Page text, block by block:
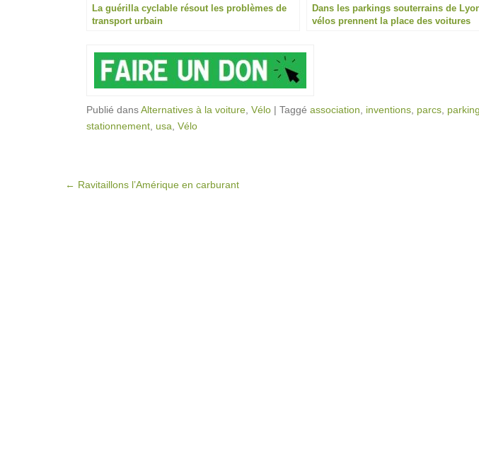
La guérilla cyclable résout les problèmes de
transport urbain
Dans les parkings souterrains de
vélos prennent la place des voitures
Publié dansAlternatives à la voiture Vélo | Taggé association inventions parcs
stationnement usa Vélo
Post navigation
← Ravitaillons l’Amérique en carburant